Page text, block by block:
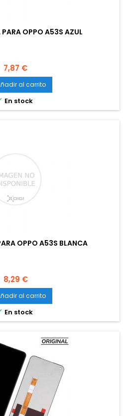
PARA OPPO A53S AZUL
Precio
7,87 €
al carrito
En stock
OPPO A53S BLANCA
Precio
8,29 €
al carrito
En stock